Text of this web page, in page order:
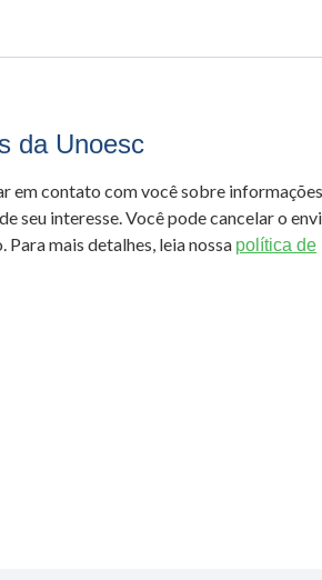
da Unoesc
em contato com você sobre informações
seu interesse. Você pode cancelar o
mais detalhes, leia nossa política de